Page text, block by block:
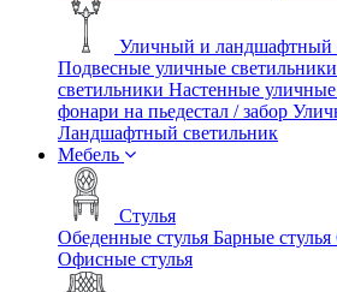
Уличный и ландшафтный
Подвесные уличные светильники
светильники Настенные
фонари на пьедестал / забор
Ландшафтный светильник
Мебель
Стулья
Обеденные стулья Барные стулья
Офисные стулья